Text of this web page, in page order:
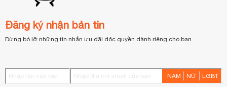
Đăng ký nhận bản tin
Đừng bỏ lỡ những tin nhắn ưu đãi độc quyền dành riêng cho bạn
NAM NỮ LGBT